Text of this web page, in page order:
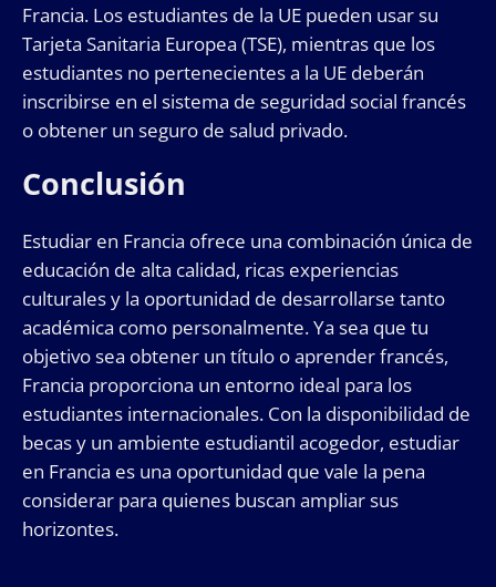
Francia. Los estudiantes de la UE pueden usar su
Tarjeta Sanitaria Europea (TSE), mientras que los
estudiantes no pertenecientes a la UE deberán
inscribirse en el sistema de seguridad social francés
o obtener un seguro de salud privado.
Conclusión
Estudiar en Francia ofrece una combinación única de
educación de alta calidad, ricas experiencias
culturales y la oportunidad de desarrollarse tanto
académica como personalmente. Ya sea que tu
objetivo sea obtener un título o aprender francés,
Francia proporciona un entorno ideal para los
estudiantes internacionales. Con la disponibilidad de
becas y un ambiente estudiantil acogedor, estudiar
en Francia es una oportunidad que vale la pena
considerar para quienes buscan ampliar sus
horizontes.